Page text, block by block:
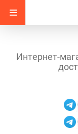
Интернет-